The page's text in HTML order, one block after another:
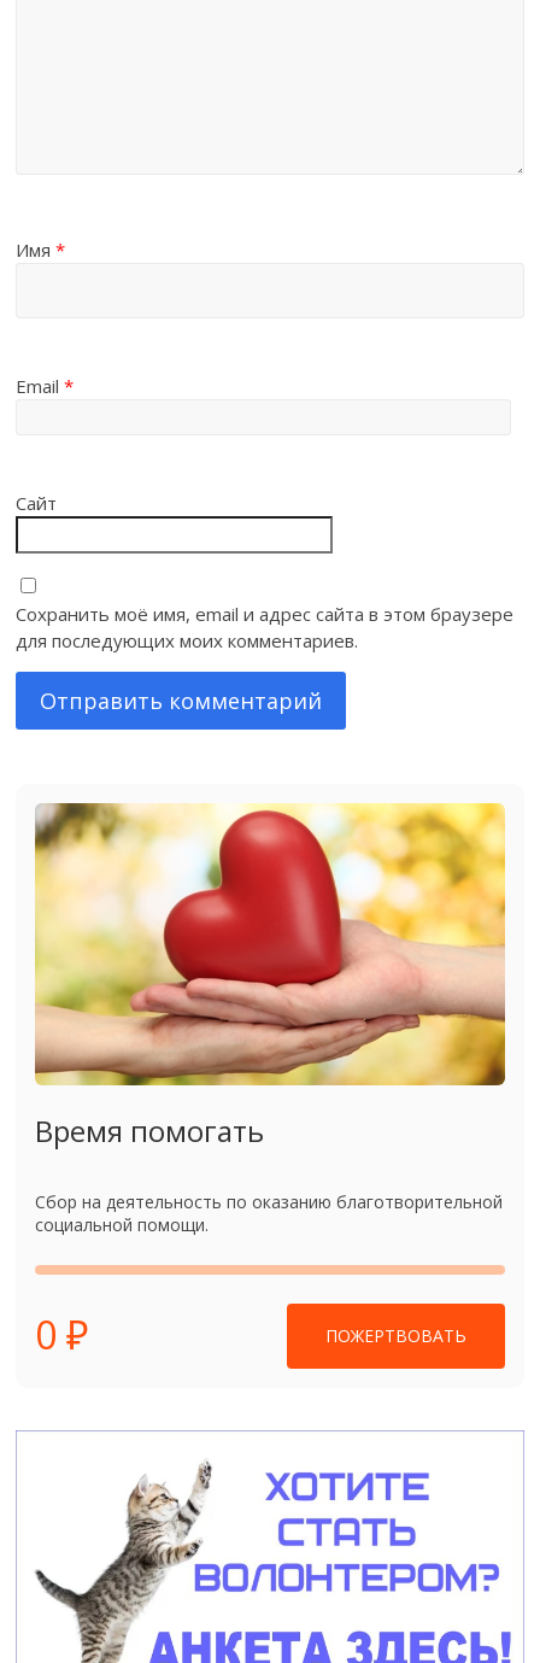
Имя*
Email*
Сайт
Сохранить моё имя, email и адрес сайта в этом браузере
для последующих моих комментариев.
Время помогать
Сбор на деятельность по оказанию благотворительной
социальной помощи.
0 ₽ ПОЖЕРТВОВАТЬ